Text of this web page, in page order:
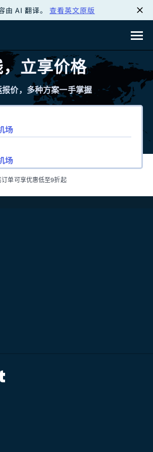
由 AI 翻译。 查看英文原版
立享价格
价，多种方案一手掌握
订单可享优惠低至9折起